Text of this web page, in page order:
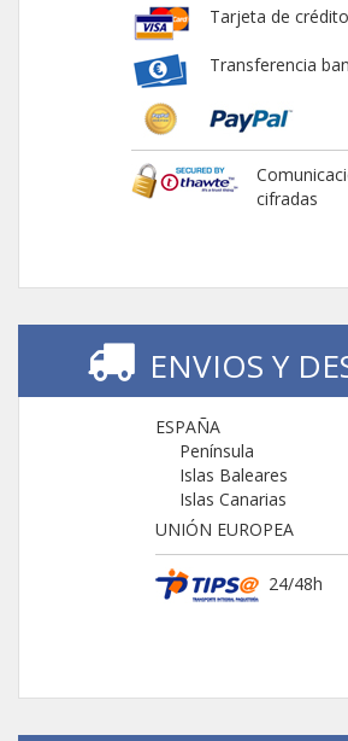
Tarjeta de
Transferencia
cifradas
ENVIOS Y
ESPAÑA
Península
Islas Baleares
Islas Canarias
UNIÓN EUROPEA
24/48h